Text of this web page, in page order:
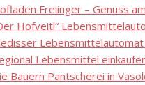
Freiinger – Genuss
Hofveitl“
Lebensmittel
Bauern Pantscherei in